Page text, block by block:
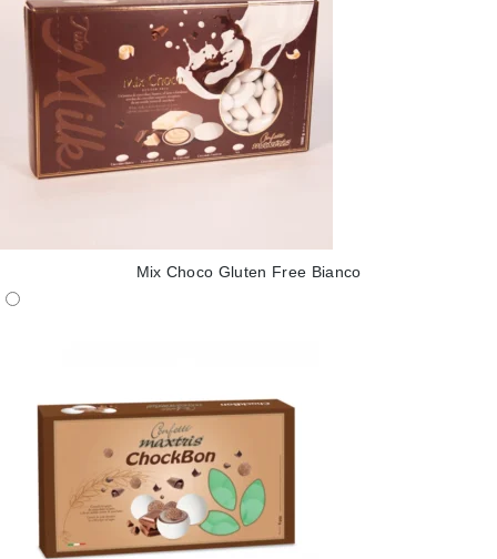
Mix Choco Gluten Free Bianco